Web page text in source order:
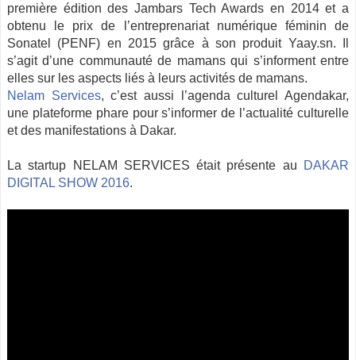
première édition des Jambars Tech Awards en 2014 et a
obtenu le prix de l’entreprenariat numérique féminin de
Sonatel (PENF) en 2015 grâce à son produit Yaay.sn. Il
s’agit d’une communauté de mamans qui s’informent entre
elles sur les aspects liés à leurs activités de mamans.
Nelam Services, c’est aussi l’agenda culturel Agendakar,
une plateforme phare pour s’informer de l’actualité culturelle
et des manifestations à Dakar.
La startup NELAM SERVICES était présente au
DAKAR
DIGITAL SHOW 2016.